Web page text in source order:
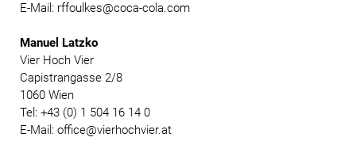
E-Mail: rffoulkes@coca-cola.com
Manuel Latzko
Vier Hoch Vier
Capistrangasse 2/8
1060 Wien
Tel: +43 (0) 1 504 16 14 0
E-Mail: office@vierhochvier.at